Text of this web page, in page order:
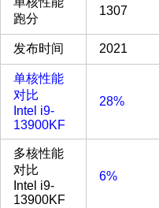
跑分
1307
发布时间 2021
单核性能
对比
Intel i9-
13900KF
28%
多核性能
对比
Intel i9-
13900KF
6%